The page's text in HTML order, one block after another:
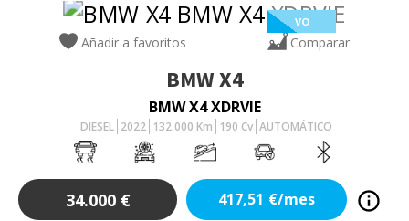
VO
Añadir a favoritos Comparar
BMWX4
BMW X4 XDRVIE
DIESEL 2022 132.000 Km 190 Cv AUTOMÁTICO
34.000 € 417,51 €/mes